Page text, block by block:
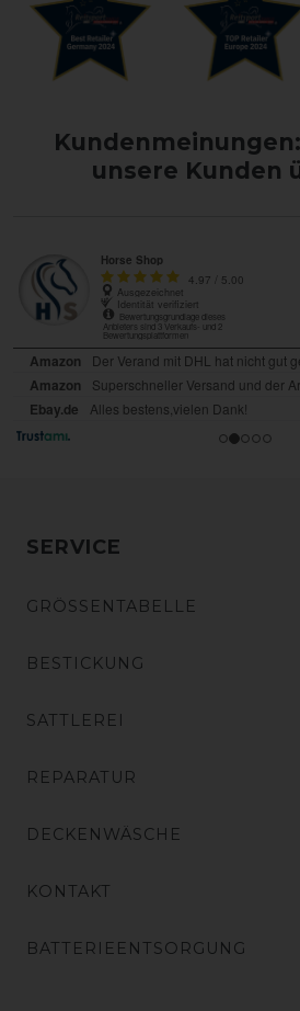
unsere Kunden
SERVICE
GRÖSSENTABELLE
BESTICKUNG
SATTLEREI
REPARATUR
DECKENWÄSCHE
KONTAKT
BATTERIEENTSORGUNG